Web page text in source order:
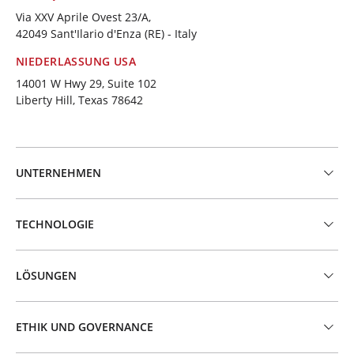
Via XXV Aprile Ovest 23/A,
42049 Sant'Ilario d'Enza (RE) - Italy
NIEDERLASSUNG USA
14001 W Hwy 29, Suite 102
Liberty Hill, Texas 78642
UNTERNEHMEN
TECHNOLOGIE
LÖSUNGEN
ETHIK UND GOVERNANCE